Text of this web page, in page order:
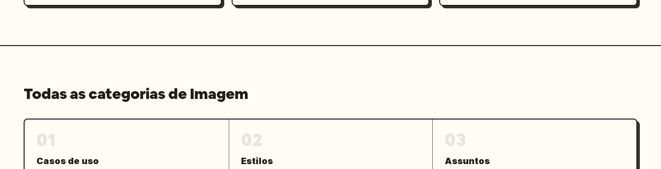
Todas as categorias de Imagem
Casos de uso Estilos Assuntos